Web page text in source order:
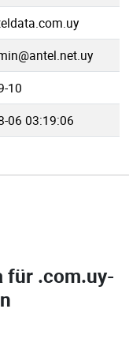
10
06 03:19:06
für .com.uy-